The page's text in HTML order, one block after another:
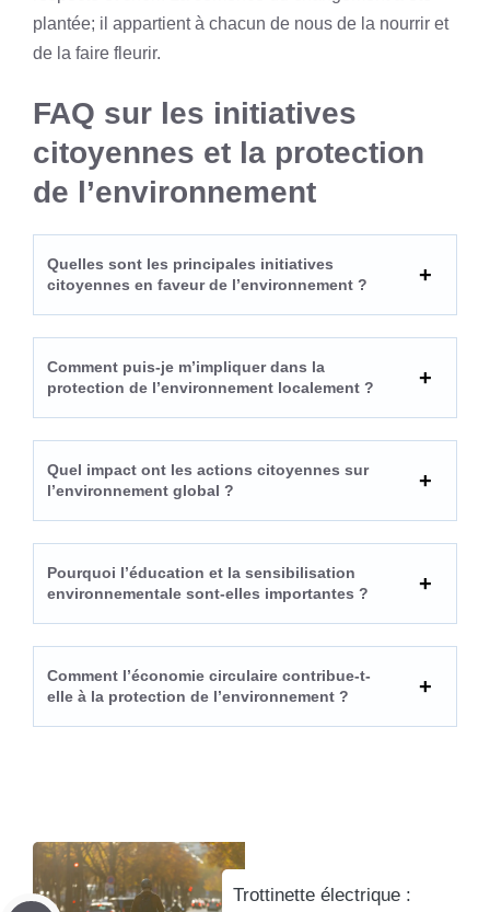
plantée; il appartient à chacun de nous de la nourrir et
de la faire fleurir.
FAQ sur les initiatives
citoyennes et la protection
de l’environnement
Quelles sont les principales initiatives
citoyennes en faveur de l’environnement ?
Comment puis-je m’impliquer dans la
protection de l’environnement localement ?
Quel impact ont les actions citoyennes sur
l’environnement global ?
Pourquoi l’éducation et la sensibilisation
environnementale sont-elles importantes ?
Comment l’économie circulaire contribue-t-
elle à la protection de l’environnement ?
Trottinette électrique :